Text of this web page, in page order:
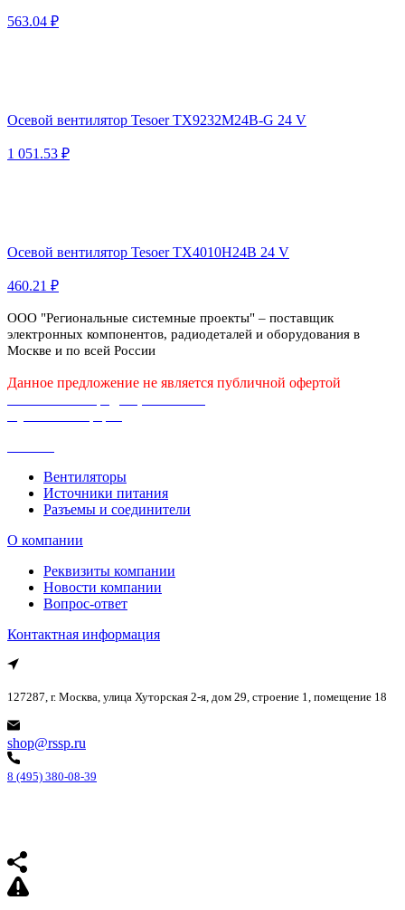
563.04 ₽
Осевой вентилятор Tesoer TX9232M24B-G 24 V
1 051.53 ₽
Осевой вентилятор Tesoer TX4010H24B 24 V
460.21 ₽
ООО "Региональные системные проекты" – поставщик
электронных компонентов, радиодеталей и оборудования в
Москве и по всей России
Данное предложение не является публичной офертой
Вентиляторы
Источники питания
Разъемы и соединители
О компании
Реквизиты компании
Новости компании
Вопрос-ответ
Контактная информация
127287, г. Москва, улица Хуторская 2-я, дом 29, строение 1, помещение 18
shop@rssp.ru
8 (495) 380-08-39